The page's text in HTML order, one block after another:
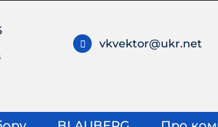
vkvektor@ukr.net